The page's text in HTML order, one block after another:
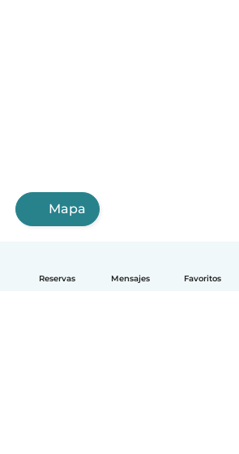
Reservas Mensajes Favoritos
Mapa